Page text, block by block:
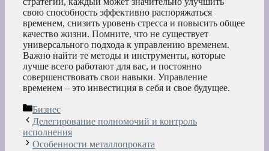
свою способность эффективно распоряжаться
временем, снизить уровень стресса и повысить общее
качество жизни. Помните, что не существует
универсального подхода к управлению временем.
Важно найти те методы и инструменты, которые
лучше всего работают для вас, и постоянно
совершенствовать свои навыки. Управление
временем – это инвестиция в себя и свое будущее.
Рубрики
Бизнес
Делегирование полномочий и контроль
исполнения
Особенности металлопроката